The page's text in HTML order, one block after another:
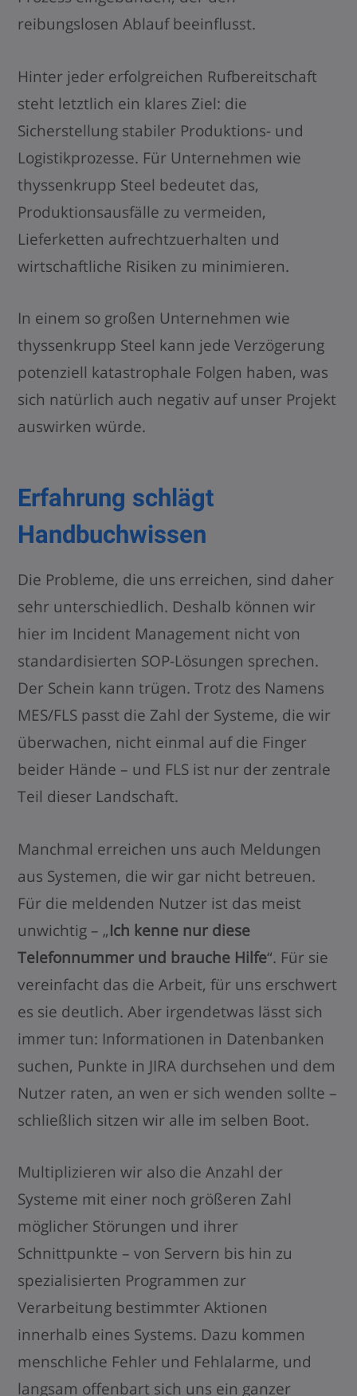
reibungslosen Ablauf beeinflusst.
Hinter jeder erfolgreichen Rufbereitschaft
steht letztlich ein klares Ziel: die
Sicherstellung stabiler Produktions- und
Logistikprozesse. Für Unternehmen wie
thyssenkrupp Steel bedeutet das,
Produktionsausfälle zu vermeiden,
Lieferketten aufrechtzuerhalten und
wirtschaftliche Risiken zu minimieren.
In einem so großen Unternehmen wie
thyssenkrupp Steel kann jede Verzögerung
potenziell katastrophale Folgen haben, was
sich natürlich auch negativ auf unser Projekt
auswirken würde.
Erfahrung schlägt
Handbuchwissen
Die Probleme, die uns erreichen, sind daher
sehr unterschiedlich. Deshalb können wir
hier im Incident Management nicht von
standardisierten SOP-Lösungen sprechen.
Der Schein kann trügen. Trotz des Namens
MES/FLS passt die Zahl der Systeme, die wir
überwachen, nicht einmal auf die Finger
beider Hände – und FLS ist nur der zentrale
Teil dieser Landschaft.
Manchmal erreichen uns auch Meldungen
aus Systemen, die wir gar nicht betreuen.
Für die meldenden Nutzer ist das meist
unwichtig – „Ich kenne nur diese
Telefonnummer und brauche Hilfe“. Für sie
vereinfacht das die Arbeit, für uns erschwert
es sie deutlich. Aber irgendetwas lässt sich
immer tun: Informationen in Datenbanken
suchen, Punkte in JIRA durchsehen und dem
Nutzer raten, an wen er sich wenden sollte –
schließlich sitzen wir alle im selben Boot.
Multiplizieren wir also die Anzahl der
Systeme mit einer noch größeren Zahl
möglicher Störungen und ihrer
Schnittpunkte – von Servern bis hin zu
spezialisierten Programmen zur
Verarbeitung bestimmter Aktionen
innerhalb eines Systems. Dazu kommen
menschliche Fehler und Fehlalarme, und
langsam offenbart sich uns ein ganzer